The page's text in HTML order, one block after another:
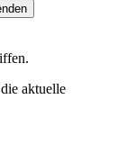
aktuelle